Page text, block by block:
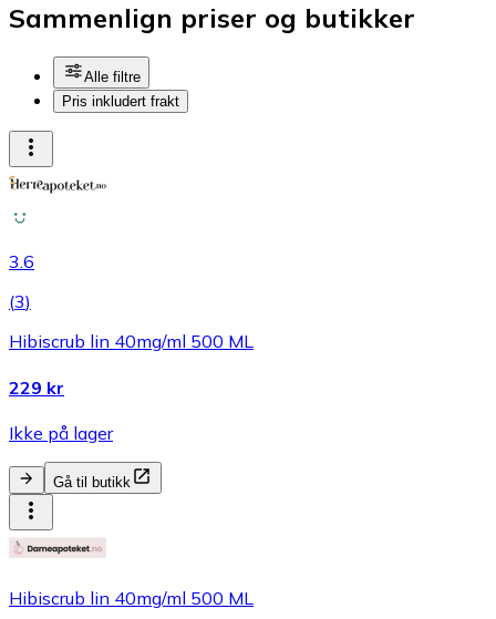
Sammenlign priser og butikker
Alle filtre
Pris inkludert frakt
3.6
(3)
Hibiscrub lin 40mg/ml 500 ML
229 kr
Ikke på lager
Gå til butikk
Hibiscrub lin 40mg/ml 500 ML